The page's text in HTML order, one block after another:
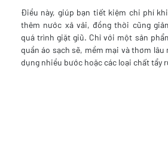
Điều này, giúp bạn tiết kiệm chi phí
thêm nước xả vải, đồng thời cũng
quá trình giặt giũ. Chỉ với một sản
quần áo sạch sẽ, mềm mại và thơm lâu
dụng nhiều bước hoặc các loại chất tẩy